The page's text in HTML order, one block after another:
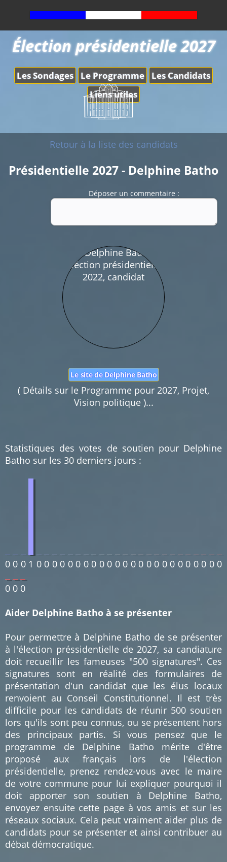
Les Sondages Le Programme
Les Candidats
Liens utiles
Élection présidentielle 2027
Retour à la liste des candidats
Présidentielle 2027 - Delphine Batho
Déposer un commentaire :
Mail :
Fonction de commentaires dédiée au débat citoyen.
Pas d'insultes. Merci.
Le site de Delphine Batho
( Détails sur le Programme pour 2027, Projet,
Vision politique )...
Statistiques des votes de soutien pour Delphine
Batho sur les 30 derniers jours :
0 0 0 1 0 0 0 0 0 0 0 0 0 0 0 0 0 0 0 0 0 0 0 0 0 0 0 0
0 0 0
Aider Delphine Batho à se présenter
Pour permettre à Delphine Batho de se présenter
à l'élection préssidentielle de 2027, sa candiature
doit recueillir les fameuses "500 signatures". Ces
signatures sont en réalité des formulaires de
présentation d'un candidat que les élus locaux
renvoient au Conseil Constitutionnel. Il est très
difficile pour les candidats de réunir 500 soutien
lors qu'ils sont peu connus, ou se présentent hors
des principaux partis. Si vous pensez que le
programme de Delphine Batho mérite d'être
proposé aux français lors de l'élection
présidentielle, prenez rendez-vous avec le maire
de votre commune pour lui expliquer pourquoi il
doit apporter son soutien à Delphine Batho,
envoyez ensuite cette page à vos amis et sur les
réseaux sociaux. Cela peut vraiment aider plus de
candidats pour se présenter et ainsi contribuer au
débat démocratique.